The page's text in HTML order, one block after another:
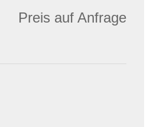
Preis auf Anfrage